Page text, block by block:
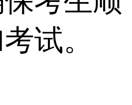
试。